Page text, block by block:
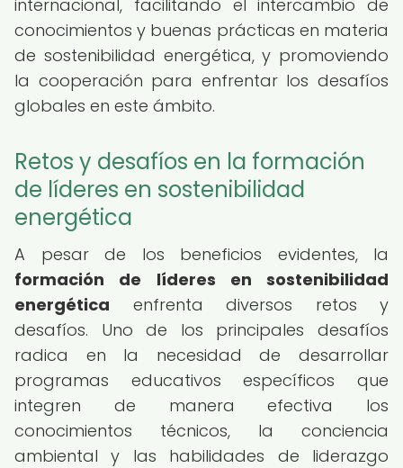
internacional, facilitando el intercambio de
conocimientos y buenas prácticas en materia
de sostenibilidad energética, y promoviendo
la cooperación para enfrentar los desafíos
globales en este ámbito.
Retos y desafíos en la formación
de líderes en sostenibilidad
energética
A pesar de los beneficios evidentes, la
formación de líderes en sostenibilidad
energética enfrenta diversos retos y
desafíos. Uno de los principales desafíos
radica en la necesidad de desarrollar
programas educativos específicos que
integren de manera efectiva los
conocimientos técnicos, la conciencia
ambiental y las habilidades de liderazgo